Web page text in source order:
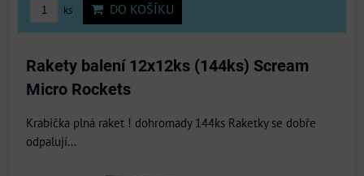
ks DO KOŠÍKU
Rakety balení 12x12ks (144ks) Scream
Micro Rockets
Krabička plná raket ! dohromady 144ks Raketky se dobře
odpalují...